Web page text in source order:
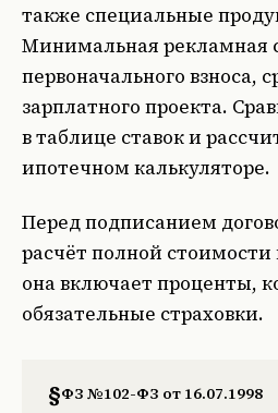
также специальные
Минимальная рекламная
первоначального взноса,
зарплатного проекта.
втаблице ставоки
ипотечном калькуляторе.
Перед подписанием
расчёт полной
она включает проценты,
обязательные страховки.
§ФЗ №102-ФЗ от 16.07.1998